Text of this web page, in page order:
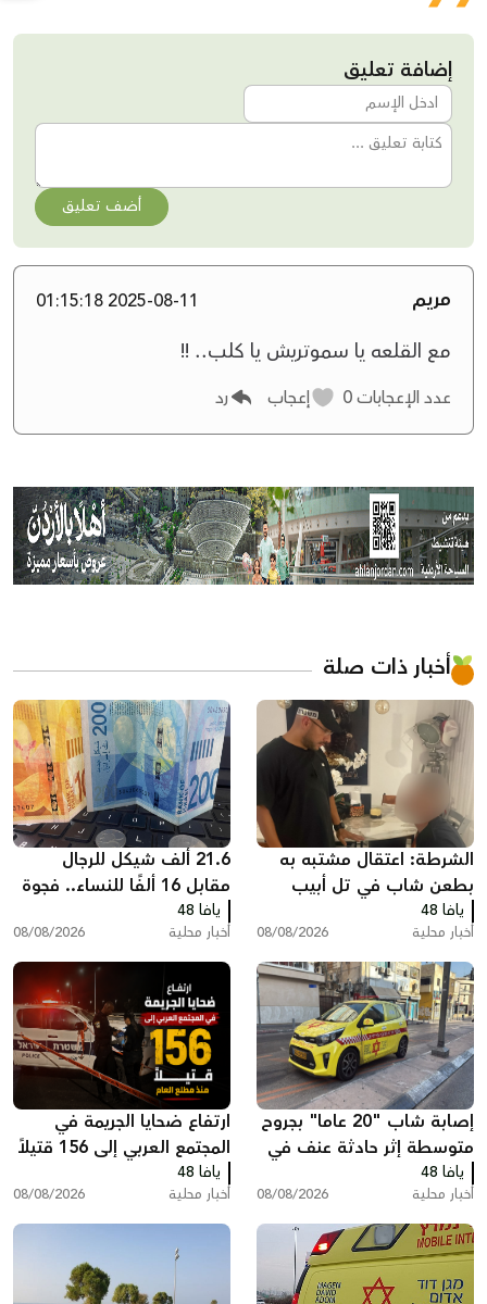
إضافة تعليق
أضف تعليق
مريم 2025-08-11 01:15:18
مع القلعه يا سموتريش يا كلب.. !!
عدد الإعجابات إعجاب رد
أخبار ذات صلة
الشرطة: اعتقال مشتبه به
بطعن شاب في تل أبيب
يافا 48
أخبار محلية 08/08/2026
21.6 ألف شيكل للرجال
مقابل 16 ألفًا للنساء.. فجوة
كبيرة في أجور القطاع العام
يافا 48
أخبار محلية 08/08/2026
إصابة شاب "20 عاما" بجروح
متوسطة إثر حادثة عنف في
تل أبيب
يافا 48
أخبار محلية 08/08/2026
ارتفاع ضحايا الجريمة في
المجتمع العربي إلى 156 قتيلاً
منذ مطلع العام
يافا 48
أخبار محلية 08/08/2026